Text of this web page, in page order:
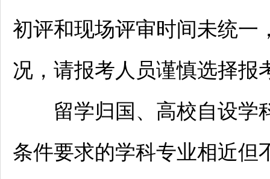
初评和现场评审时间未统一
况，请报考人员谨慎选择报
留学归国、高校自设学
条件要求的学科专业相近但